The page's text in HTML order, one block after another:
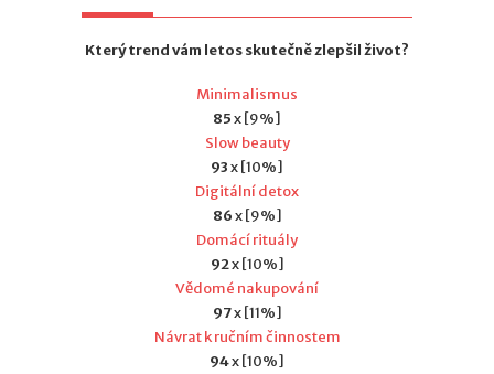
Který trend vám letos skutečně zlepšil život?
Minimalismus
85x [9%]
Slow beauty
93x [10%]
Digitální detox
86x [9%]
Domácí rituály
92x [10%]
Vědomé nakupování
97x [11%]
Návrat k ručním činnostem
94x [10%]